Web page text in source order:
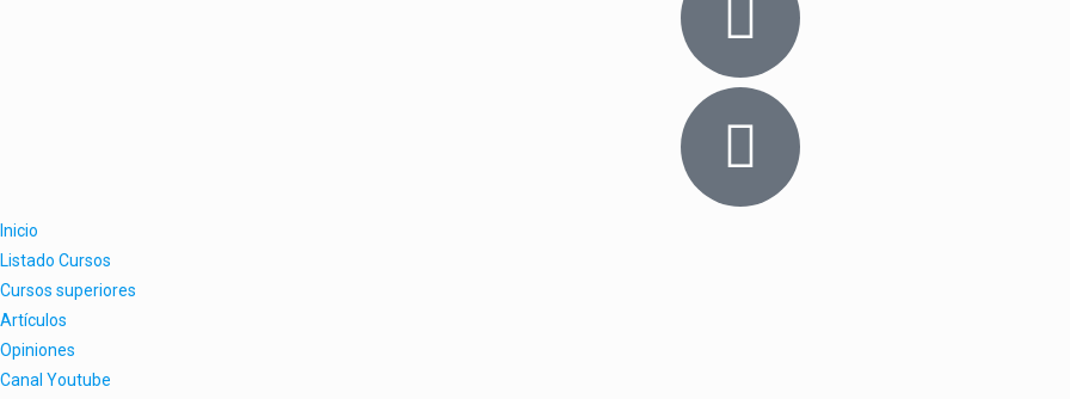
Inicio
Listado Cursos
Cursos superiores
Artículos
Opiniones
Canal Youtube